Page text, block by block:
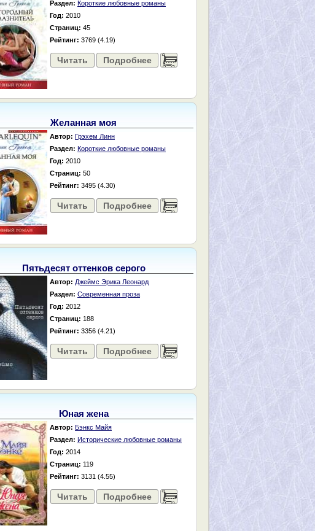
Раздел: Короткие любовные романы
Год: 2010
Страниц: 45
Рейтинг: 3769 (4.19)
Читать Подробнее ......
Желанная моя
Автор: Грэхем Линн
Раздел: Короткие любовные романы
Год: 2010
Страниц: 50
Рейтинг: 3495 (4.30)
Читать Подробнее ......
Пятьдесят оттенков серого
Автор: Джеймс Эрика Леонард
Раздел: Современная проза
Год: 2012
Страниц: 188
Рейтинг: 3356 (4.21)
Читать Подробнее ......
Юная жена
Автор: Бэнкс Майя
Раздел: Исторические любовные романы
Год: 2014
Страниц: 119
Рейтинг: 3131 (4.55)
Читать Подробнее ......